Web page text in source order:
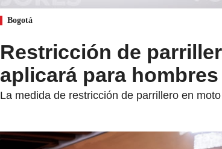
Bogotá
Restricción de
aplicará para hombres
La medida de restricción de parrillero en